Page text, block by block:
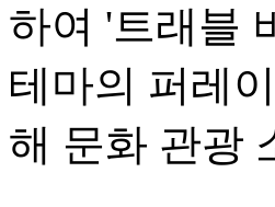
하여 '트래블
테마의 퍼레
해 문화 관광